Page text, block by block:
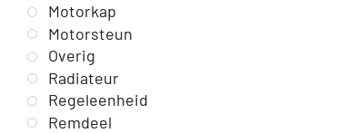
Motorkap
Motorsteun
Overig
Radiateur
Regeleenheid
Remdeel